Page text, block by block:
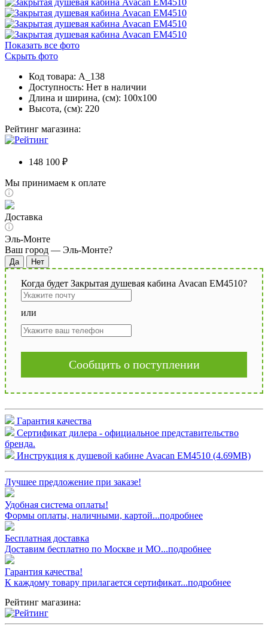
Показать все фото
Скрыть фото
Код товара: A_138
Доступность: Нет в наличии
Длина и ширина, (см): 100x100
Высота, (см): 220
Рейтинг магазина:
148 100 ₽
Мы принимаем к оплате
Доставка
Эль-Монте
Ваш город — Эль-Монте?
Когда будет Закрытая душевая кабина Avacan EM4510?
или
Сообщить о поступлении
Гарантия качества
Сертификат дилера - официальное представительство
бренда.
Инструкция к душевой кабине Avacan EM4510 (4.69MB)
Лучшее предложение при заказе!
Удобная система оплаты!
Формы оплаты, наличными, картой...подробнее
Бесплатная доставка
Доставим бесплатно по Москве и МО...подробнее
Гарантия качества!
К каждому товару прилагается сертификат...подробнее
Рейтинг магазина: